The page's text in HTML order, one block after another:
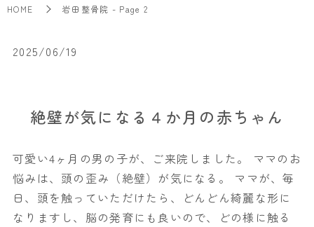
HOME 岩田整骨院 - Page 2
2025/06/19
絶壁が気になる４か月の赤ちゃん
可愛い4ヶ月の男の子が、ご来院しました。 ママのお
悩みは、頭の歪み（絶壁）が気になる。 ママが、毎
日、頭を触っていただけたら、どんどん綺麗な形に
なりますし、脳の発育にも良いので、どの様に触る